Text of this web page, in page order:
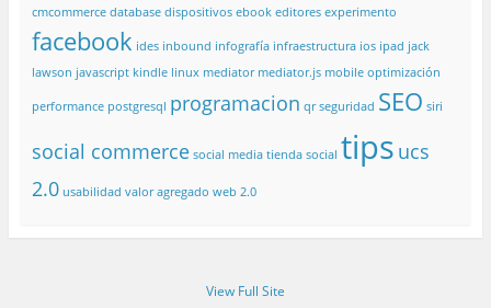
cmcommerce database dispositivos ebook editores experimento
facebook ides inbound infografía infraestructura ios ipad jack
lawson javascript kindle linux mediator mediator.js mobile optimización
performance postgresql programacion qr seguridad SEO siri
social commerce social media tienda social tips ucs
2.0 usabilidad valor agregado web 2.0
View Full Site